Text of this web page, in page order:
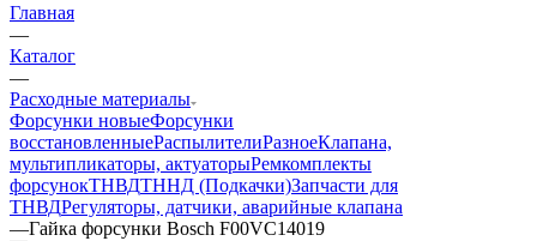
Главная
—
Каталог
—
Расходные материалы
Форсунки новыеФорсунки
восстановленныеРаспылителиРазноеКлапана,
мультипликаторы, актуаторыРемкомплекты
форсунокТНВДТННД (Подкачки)Запчасти для
ТНВДРегуляторы, датчики, аварийные клапана
—Гайка форсунки Bosch F00VC14019